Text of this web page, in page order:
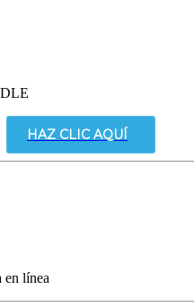
HAZ CLIC AQUÍ
en línea